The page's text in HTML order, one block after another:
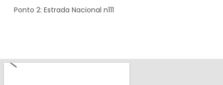
Ponto 2: Estrada Nacional n111